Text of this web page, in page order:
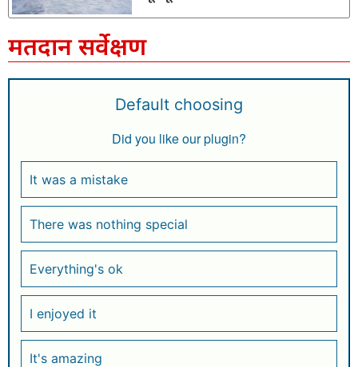
मतदान सर्वेक्षण
Default choosing
Did you like our plugin?
It was a mistake
There was nothing special
Everything's ok
I enjoyed it
It's amazing